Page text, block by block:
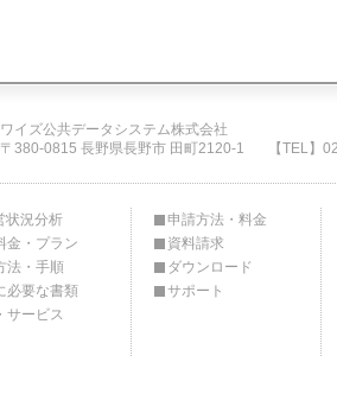
ワイズ公共データシステム株式会社
〒380-0815 長野県長野市 田町2120-1
【TEL】
状況分析
金・プラン
法・手順
必要な書類
サービス
申請方法・料金
資料請求
ダウンロード
サポート